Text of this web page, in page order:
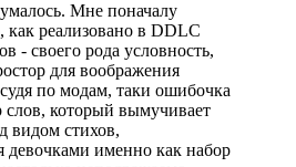
Мне поначалу
как реализовано в DDLC
- своего рода условность,
для воображения
по модам, таки ошибочка
который вымучивает
видом стихов,
девочками именно как набор